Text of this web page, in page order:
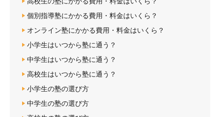
個別指導塾にかかる費用・料金はいくら？
オンライン塾にかかる費用・料金はいくら？
小学生はいつから塾に通う？
中学生はいつから塾に通う？
高校生はいつから塾に通う？
小学生の塾の選び方
中学生の塾の選び方